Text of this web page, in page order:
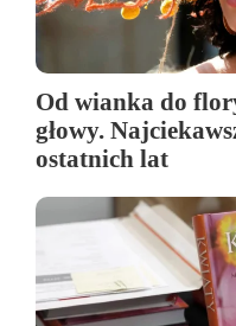
Od wianka do
głowy.
ostatnich lat